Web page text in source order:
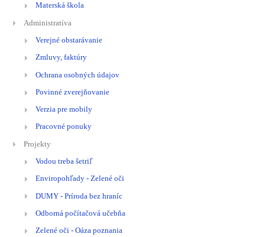
Materská škola
Administratíva
Verejné obstarávanie
Zmluvy, faktúry
Ochrana osobných údajov
Povinné zverejňovanie
Verzia pre mobily
Pracovné ponuky
Projekty
Vodou treba šetriľ
Enviropohľady - Zelené oči
DUMY - Príroda bez hraníc
Odborná počítačová učebňa
Zelené oči - Oáza poznania